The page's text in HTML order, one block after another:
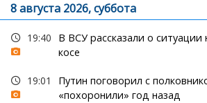
8 августа 2026, суббота
19:40
В ВСУ рассказали о ситуации
косе
19:01
Путин поговорил с
«похоронили» год назад